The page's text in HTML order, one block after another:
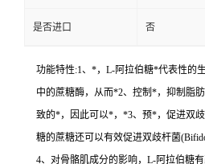
是否进口 否
功能特性:1、*，L-阿拉伯糖*代表性的
中的蔗糖酶，从而*2、控制*，抑制脂
致的*，因此可以*，*3、预*，促进双
糖的蔗糖还可以有效促进双歧杆菌
4、对骨骼肌成分的影响，L-阿拉伯糖